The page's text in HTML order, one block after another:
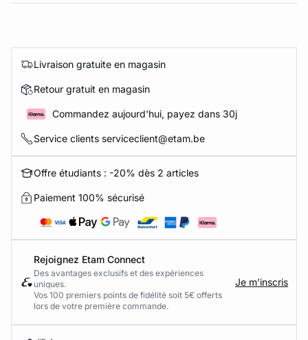
Livraison gratuite en magasin
Retour gratuit en magasin
Commandez aujourd'hui, payez dans 30j
Service clients serviceclient@etam.be
Offre étudiants : -20% dès 2 articles
Paiement 100% sécurisé
Rejoignez Etam Connect
Des avantages exclusifs et des expériences
uniques.
Vos 100 premiers points de fidélité soit 5€ offerts
lors de votre première commande.​
Je m’inscris